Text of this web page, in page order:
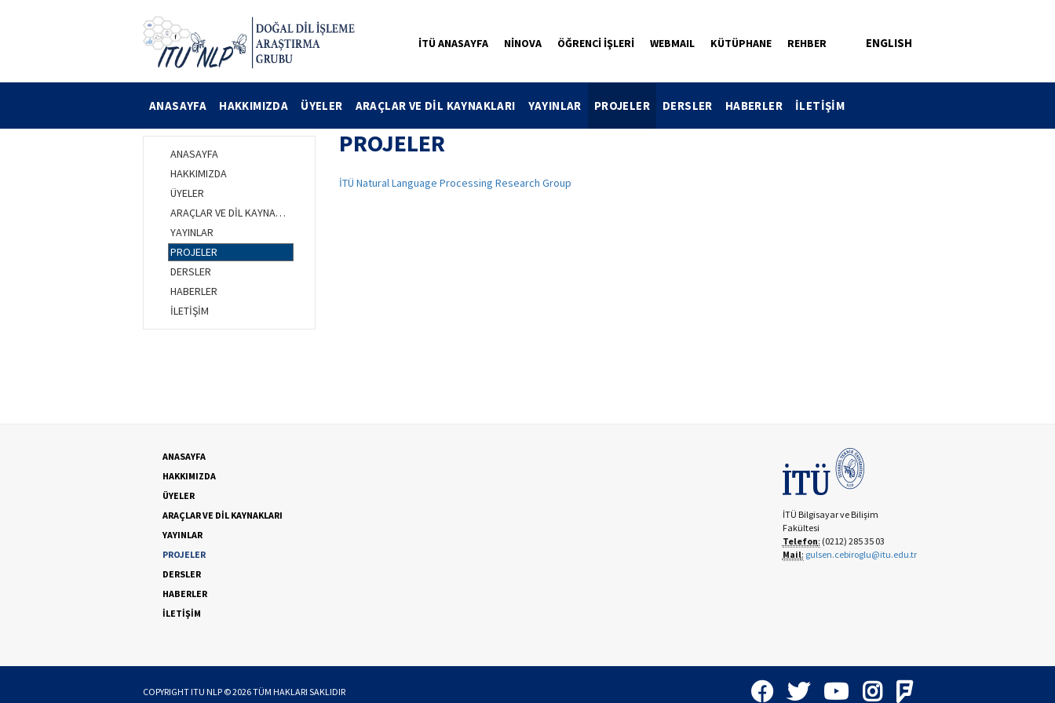
ENGLISH
İTÜ ANASAYFA NİNOVA ÖĞRENCİ İŞLERİ WEBMAIL KÜTÜPHANE REHBER
ANASAYFA HAKKIMIZDA ÜYELER ARAÇLAR VE DİL KAYNAKLARI YAYINLAR PROJELER DERSLER HABERLER İLETİŞİM
ANASAYFA
HAKKIMIZDA
ÜYELER
ARAÇLAR VE DİL KAYNAKLARI
YAYINLAR
PROJELER
DERSLER
HABERLER
İLETİŞİM
PROJELER
İTÜ Natural Language Processing Research Group
ANASAYFA
HAKKIMIZDA
ÜYELER
ARAÇLAR VE DİL KAYNAKLARI
YAYINLAR
PROJELER
DERSLER
HABERLER
İLETİŞİM
İTÜ Bilgisayar ve Bilişim
Fakültesi
Telefon: (0212) 285 35 03
Mail: gulsen.cebiroglu@itu.edu.tr
COPYRIGHTITU NLP ©2026TÜM HAKLARI SAKLIDIR